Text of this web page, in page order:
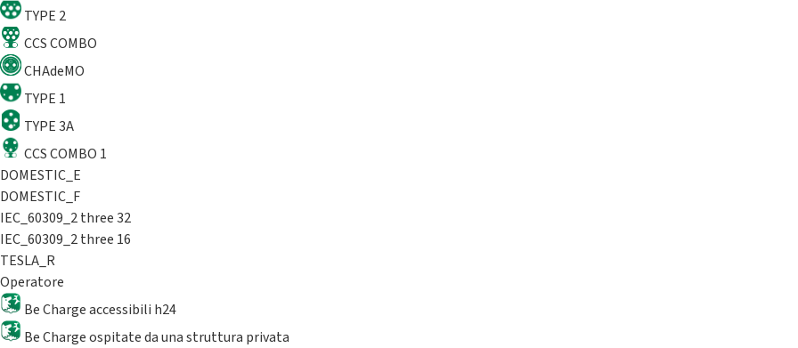
TYPE 2
CCS COMBO
CHAdeMO
TYPE 1
TYPE 3A
CCS COMBO 1
DOMESTIC_E
DOMESTIC_F
IEC_60309_2 three 32
IEC_60309_2 three 16
TESLA_R
Operatore
Be Charge accessibili h24
Be Charge ospitate da una struttura privata